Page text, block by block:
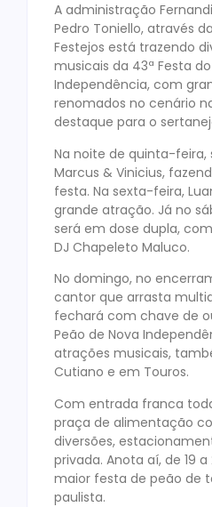
A administração
Pedro Toniello, através
Festejos está trazendo
musicais da 43ª Festa
Independência, com
renomados no cenário
destaque para o
Na noite de quinta-feira,
Marcus & Vinicius,
festa. Na sexta-feira,
grande atração. Já no
será em dose dupla,
DJ Chapeleto Maluco.
No domingo, no
cantor que arrasta
fechará com chave de
Peão de Nova
atrações musicais,
Cutiano e em Touros.
Com entrada franca
praça de alimentação
diversões,
privada. Anota aí, de 19
maior festa de peão de
paulista.